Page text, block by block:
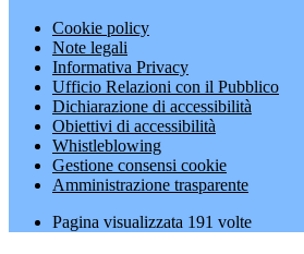
Cookie policy
Note legali
Informativa Privacy
Ufficio Relazioni con il Pubblico
Dichiarazione di accessibilità
Obiettivi di accessibilità
Whistleblowing
Gestione consensi cookie
Amministrazione trasparente
Pagina visualizzata 191 volte